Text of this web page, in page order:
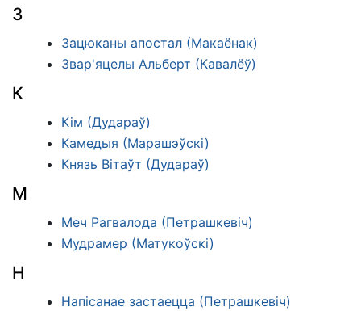
З
Зацюканы апостал (Макаёнак)
Звар'яцелы Альберт (Кавалёў)
К
Кім (Дудараў)
Камедыя (Марашэўскі)
Князь Вітаўт (Дудараў)
М
Меч Рагвалода (Петрашкевіч)
Мудрамер (Матукоўскі)
Н
Напісанае застаецца (Петрашкевіч)